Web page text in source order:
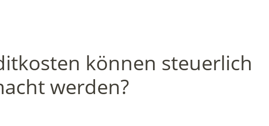
können steuerlich
werden?